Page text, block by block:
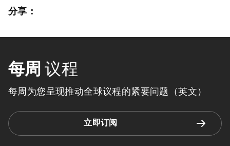
分享：
每周 议程
每周为您呈现推动全球议程的紧要问题（英文）
立即订阅